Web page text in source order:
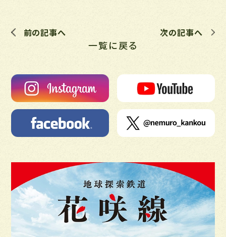
前の記事へ 次の記事へ
一覧に戻る